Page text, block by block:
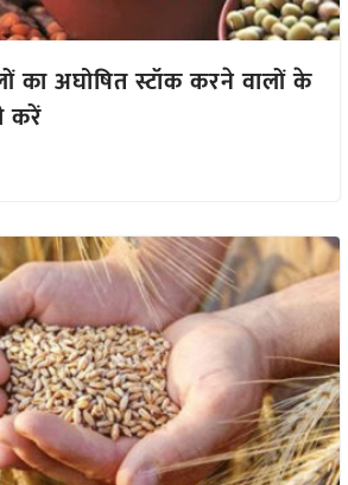
का अघोषित स्टॉक करने वालों के
करें